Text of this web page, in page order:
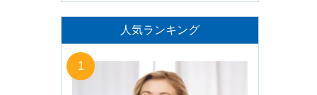
人気ランキング
1